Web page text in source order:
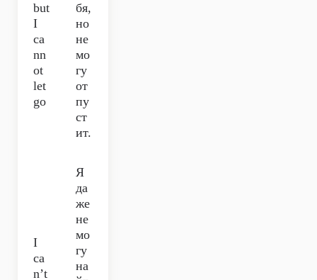
but
I
ca
nn
ot
let
go
бя,
но
не
мо
гу
от
пу
ст
ит.
I
ca
n’t
Я
да
же
не
мо
гу
на